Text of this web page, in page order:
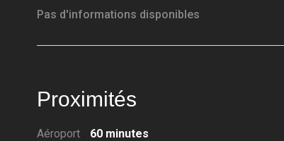
Pas d'informations disponibles
Proximités
Aéroport 60 minutes